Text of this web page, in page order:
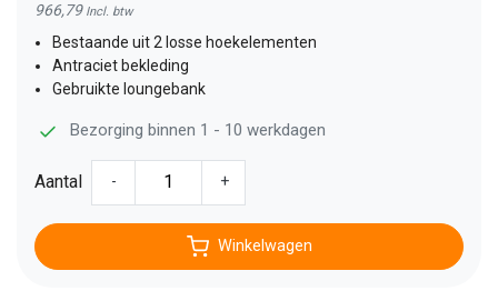
966,79 Incl. btw
Bestaande uit 2 losse hoekelementen
Antraciet bekleding
Gebruikte loungebank
Bezorging binnen 1 - 10 werkdagen
Aantal - +
Winkelwagen